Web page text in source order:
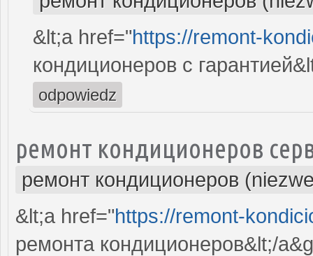
&lt;a href="https://remont-
кондиционеров с
odpowiedz
ремонт кондиционеров
ремонт кондиционеров
&lt;a href="https://remont-
ремонта кондиционеров&lt;/